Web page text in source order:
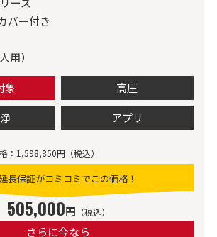
バー付き
用）
象
高圧
アプリ
：1,598,850円（税込）
長保証がコミコミでこの価格！
505,000円 （税込）
さらに今なら